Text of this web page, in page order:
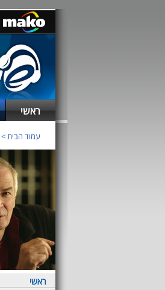
ראשי
עמוד הבית>
ראשי